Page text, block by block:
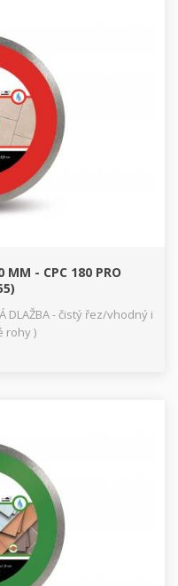
MM - CPC 180 PRO
DLAŽBA - čistý řez/vhodný i
rohy )